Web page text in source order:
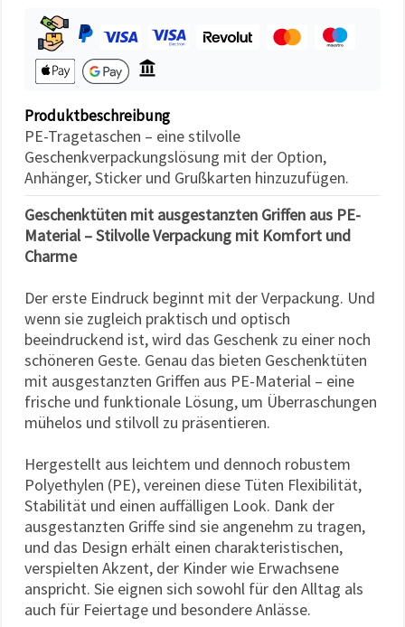
widerrufen.
Impressum
Datenschutzerklärung
Cookie-
Alle
akzeptieren
Einstellungen
Produktbeschreibung
PE-Tragetaschen – eine stilvolle
Geschenkverpackungslösung mit der Option,
Anhänger, Sticker und Grußkarten hinzuzufügen.
Geschenktüten mit ausgestanzten Griffen aus PE-
Material – Stilvolle Verpackung mit Komfort und
Charme
Der erste Eindruck beginnt mit der Verpackung. Und
wenn sie zugleich praktisch und optisch
beeindruckend ist, wird das Geschenk zu einer noch
schöneren Geste. Genau das bieten Geschenktüten
mit ausgestanzten Griffen aus PE-Material – eine
frische und funktionale Lösung, um Überraschungen
mühelos und stilvoll zu präsentieren.
Hergestellt aus leichtem und dennoch robustem
Polyethylen (PE), vereinen diese Tüten Flexibilität,
Stabilität und einen auffälligen Look. Dank der
ausgestanzten Griffe sind sie angenehm zu tragen,
und das Design erhält einen charakteristischen,
verspielten Akzent, der Kinder wie Erwachsene
anspricht. Sie eignen sich sowohl für den Alltag als
auch für Feiertage und besondere Anlässe.